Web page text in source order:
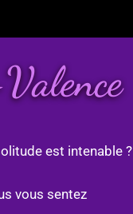
est intenable ?
vous sentez